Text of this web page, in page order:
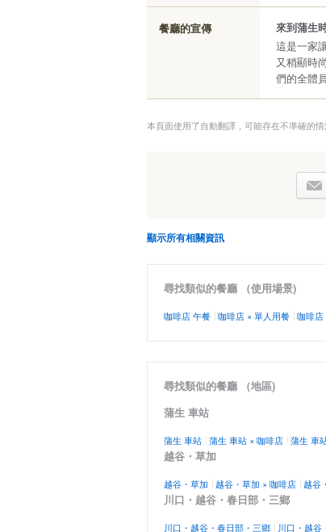
餐廳的宣傳
來到蒲生
這是一家
又稍顯時
們的全體
本頁面使用了自動翻譯，可能存在不準確的情
顯示所有相關資訊
尋找類似的餐廳 （使用場景)
咖啡店 午餐 咖啡店 × 單人用餐 咖啡店
尋找類似的餐廳 （地區)
蒲生 車站
蒲生 車站 蒲生 車站 × 咖啡店 蒲生 車
越谷・草加
越谷・草加 越谷・草加 × 咖啡店 越谷
川口・越谷・春日部・三鄉
川口・越谷・春日部・三鄉 川口・越谷